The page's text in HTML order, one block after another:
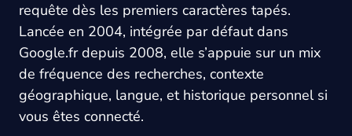
requête dès les premiers caractères tapés.
Lancée en 2004, intégrée par défaut dans
Google.fr depuis 2008, elle s’appuie sur un mix
de fréquence des recherches, contexte
géographique, langue, et historique personnel si
vous êtes connecté.